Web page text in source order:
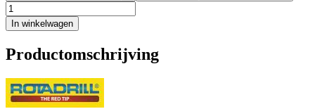
In winkelwagen
Productomschrijving